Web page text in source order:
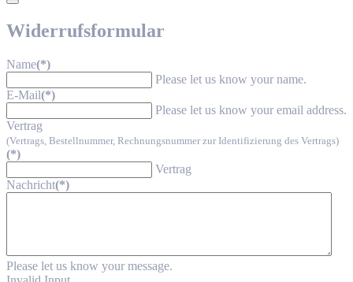
Widerrufsformular
Name(*)
Please let us know your name.
E-Mail(*)
Please let us know your email address.
Vertrag
(Vertrags, Bestellnummer, Rechnungsnummer zur Identifizierung des Vertrags)
(*)
Vertrag
Nachricht(*)
Please let us know your message.